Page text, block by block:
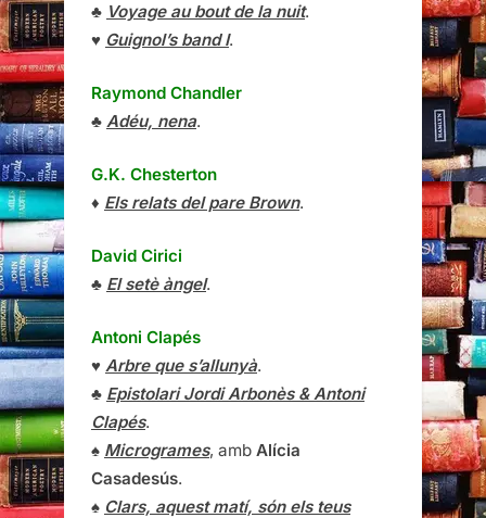
♣ Voyage au bout de la nuit.
♥ Guignol’s band I.
Raymond Chandler
♣ Adéu, nena.
G.K. Chesterton
♦ Els relats del pare Brown.
David Cirici
♣ El setè àngel.
Antoni Clapés
♥ Arbre que s’allunyà.
♣ Epistolari Jordi Arbonès & Antoni
Clapés.
♠ Microgrames, amb Alícia
Casadesús.
♠ Clars, aquest matí, són els teus